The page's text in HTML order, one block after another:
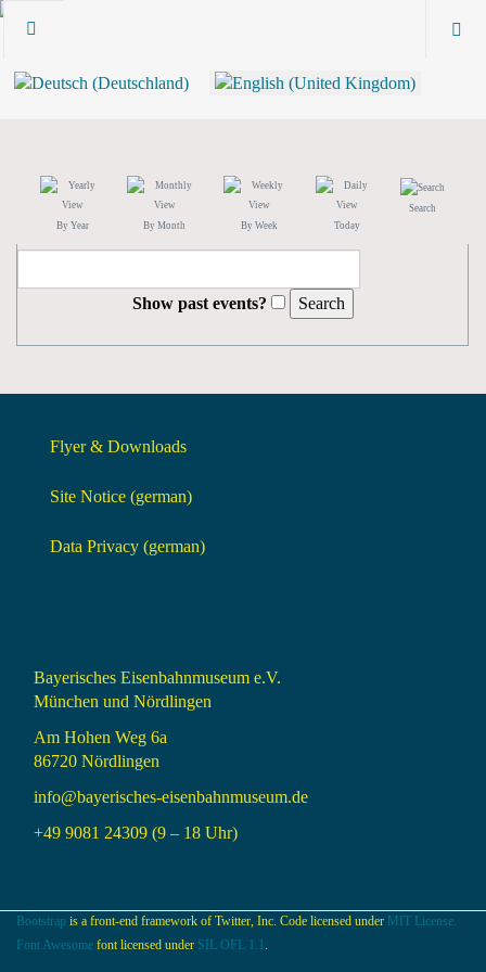
By Year By Month By Week Today
Search
Show past events?
Flyer & Downloads
Site Notice (german)
Data Privacy (german)
Bayerisches Eisenbahnmuseum e.V.
München und Nördlingen
Am Hohen Weg 6a
86720 Nördlingen
info@bayerisches-eisenbahnmuseum.de
+49 9081 24309 (9 – 18 Uhr)
Bootstrap is a front-end framework of Twitter, Inc. Code licensed under MIT License.
Font Awesome font licensed under SIL OFL 1.1 .